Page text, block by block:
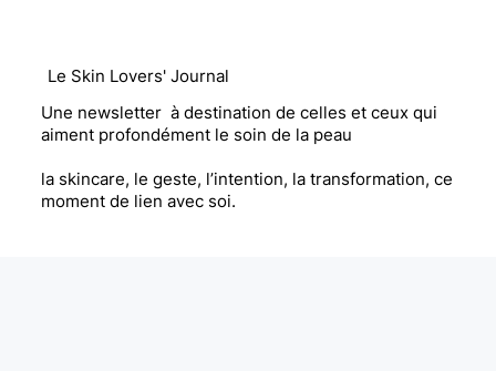
Le Skin Lovers' Journal
Une newsletter à destination de celles et ceux qui
aiment profondément le soin de la peau
la skincare, le geste, l’intention, la transformation, ce
moment de lien avec soi.